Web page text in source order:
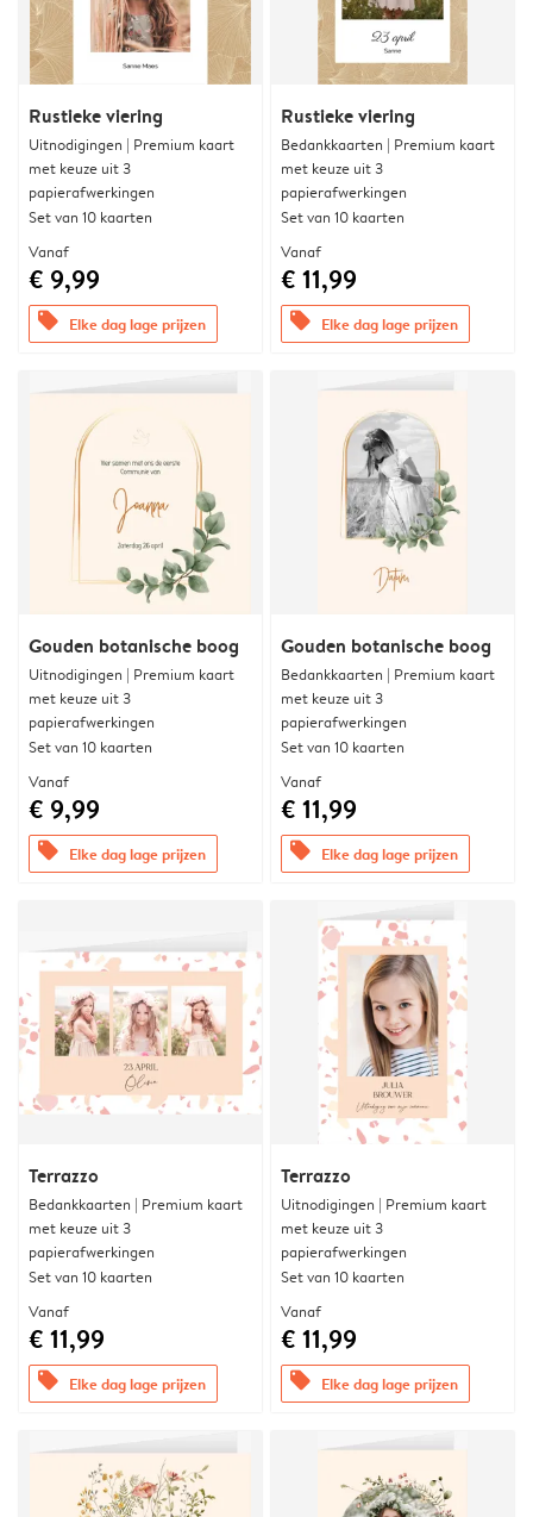
Rustieke viering
Uitnodigingen | Premium kaart
met keuze uit 3
papierafwerkingen
Set van 10 kaarten
Vanaf
€ 9,99
offers Elke dag lage prijzen
Rustieke viering
Bedankkaarten | Premium kaart
met keuze uit 3
papierafwerkingen
Set van 10 kaarten
Vanaf
€ 11,99
offers Elke dag lage prijzen
Gouden botanische boog
Uitnodigingen | Premium kaart
met keuze uit 3
papierafwerkingen
Set van 10 kaarten
Vanaf
€ 9,99
offers Elke dag lage prijzen
Gouden botanische boog
Bedankkaarten | Premium kaart
met keuze uit 3
papierafwerkingen
Set van 10 kaarten
Vanaf
€ 11,99
offers Elke dag lage prijzen
Terrazzo
Bedankkaarten | Premium kaart
met keuze uit 3
papierafwerkingen
Set van 10 kaarten
Vanaf
€ 11,99
offers Elke dag lage prijzen
Terrazzo
Uitnodigingen | Premium kaart
met keuze uit 3
papierafwerkingen
Set van 10 kaarten
Vanaf
€ 11,99
offers Elke dag lage prijzen